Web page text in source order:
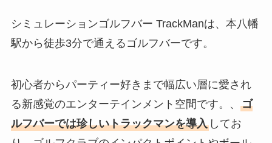
シミュレーションゴルフバー TrackManは、本八幡
駅から徒歩3分で通えるゴルフバーです。
初心者からパーティー好きまで幅広い層に愛され
る新感覚のエンターテインメント空間です。、 ゴ
ルフバーでは珍しいトラックマンを導入してお